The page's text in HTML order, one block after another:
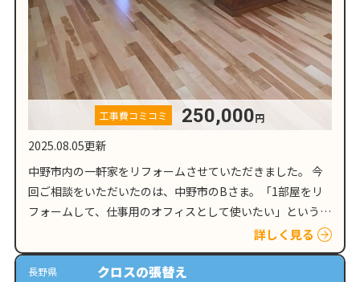
工事費コミコミ 250,000円
2025.08.05更新
中野市内の一軒家をリフォームさせていただきました。 今
回ご相談をいただいたのは、中野市のBさま。「1部屋をリ
フォームして、仕事用のオフィスとして使いたい」という内
容でした。お話を伺う中で、「できればコストは抑えたい。
でも、イメージはそれなり…
詳しく見る
長野県
クロスの張替え